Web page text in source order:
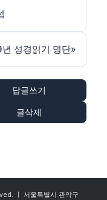
성경읽기 명단»
답글쓰기
글삭제
ㅣ 서울특별시 관악구